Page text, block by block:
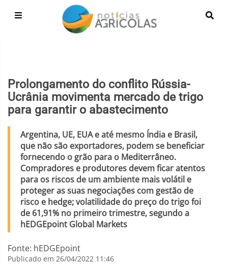
Prolongamento do conflito Rússia-
Ucrânia movimenta mercado de trigo
para garantir o abastecimento
Argentina, UE, EUA e até mesmo Índia e Brasil,
que não são exportadores, podem se beneficiar
fornecendo o grão para o Mediterrâneo.
Compradores e produtores devem ficar atentos
para os riscos de um ambiente mais volátil e
proteger as suas negociações com gestão de
risco e hedge; volatilidade do preço do trigo foi
de 61,91% no primeiro trimestre, segundo a
hEDGEpoint Global Markets
Fonte: hEDGEpoint
Publicado em 26/04/2022 11:46